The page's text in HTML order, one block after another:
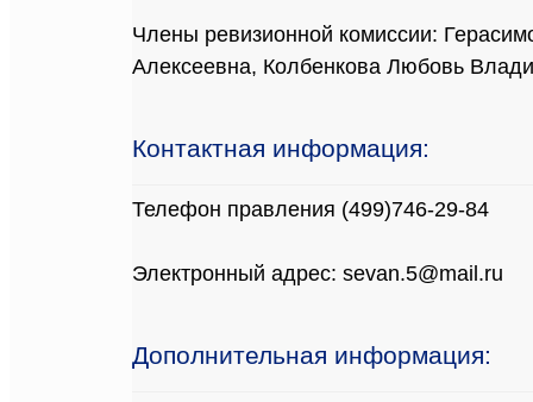
Члены ревизионной комиссии:
Алексеевна, Колбенкова Любовь
Контактная информация:
Телефон правления (499)746-29-84
Электронный адрес: sevan.5@mail.ru
Дополнительная информация: